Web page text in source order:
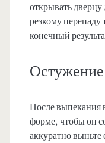
открывать
резкому
конечный
Остужение
После выпекания
форме, чтобы он
аккуратно